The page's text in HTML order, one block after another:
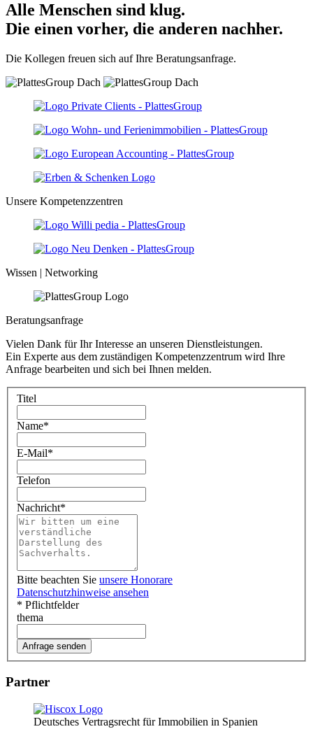
Alle Menschen sind klug.
Die einen vorher, die anderen nachher.
Die Kollegen freuen sich auf Ihre Beratungsanfrage.
Unsere Kompetenzzentren
Wissen | Networking
Beratungsanfrage
Vielen Dank für Ihr Interesse an unseren Dienstleistungen.
Ein Experte aus dem zuständigen Kompetenzzentrum wird Ihre
Anfrage bearbeiten und sich bei Ihnen melden.
Titel
Name*
E-Mail*
Telefon
Nachricht*
Bitte beachten Sie unsere Honorare
Datenschutzhinweise ansehen
* Pflichtfelder
thema
Partner
Deutsches Vertragsrecht für Immobilien in Spanien